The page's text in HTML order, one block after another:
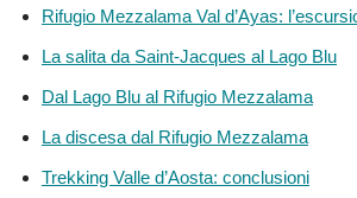
Rifugio Mezzalama Val d’Ayas:
La salita da Saint-Jacques al Lago Blu
Dal Lago Blu al Rifugio Mezzalama
La discesa dal Rifugio Mezzalama
Trekking Valle d’Aosta: conclusioni